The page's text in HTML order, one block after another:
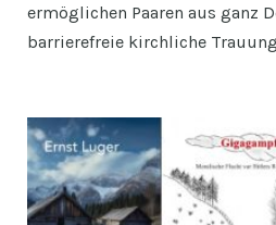
ermöglichen Paaren aus ganz
barrierefreie kirchliche